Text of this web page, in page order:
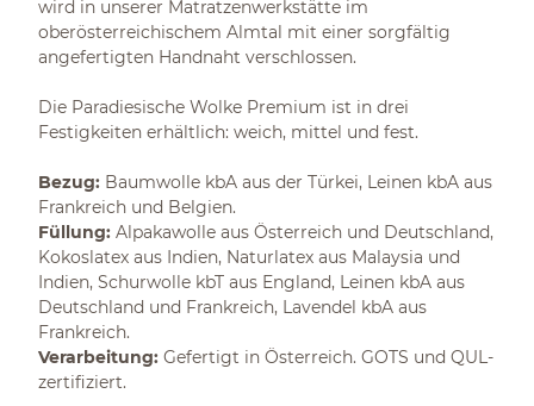
wird in unserer Matratzenwerkstätte im
oberösterreichischem Almtal mit einer sorgfältig
angefertigten Handnaht verschlossen.
Die Paradiesische Wolke Premium ist in drei
Festigkeiten erhältlich: weich, mittel und fest.
Bezug: Baumwolle kbA aus der Türkei, Leinen kbA aus
Frankreich und Belgien.
Füllung: Alpakawolle aus Österreich und Deutschland,
Kokoslatex aus Indien, Naturlatex aus Malaysia und
Indien, Schurwolle kbT aus England, Leinen kbA aus
Deutschland und Frankreich, Lavendel kbA aus
Frankreich.
Verarbeitung: Gefertigt in Österreich. GOTS und QUL-
zertifiziert.